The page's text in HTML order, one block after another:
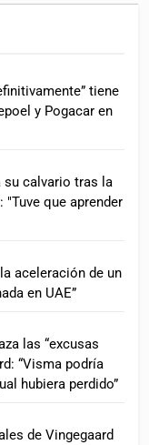
tiene
y Pogacar en
su calvario tras la
"Tuve que aprender
aceleración de un
en UAE”
las “excusas
“Visma podría
hubiera perdido”
de Vingegaard